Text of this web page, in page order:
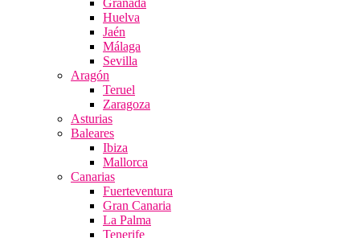
Granada
Huelva
Jaén
Málaga
Sevilla
Aragón
Teruel
Zaragoza
Asturias
Baleares
Ibiza
Mallorca
Canarias
Fuerteventura
Gran Canaria
La Palma
Tenerife